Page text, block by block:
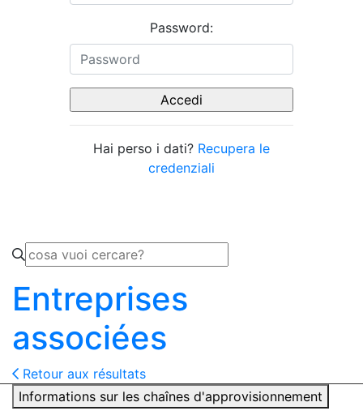
Password:
Hai perso i dati? Recupera le
credenziali
Entreprises
associées
Retour aux résultats
Informations sur les chaînes d'approvisionnement